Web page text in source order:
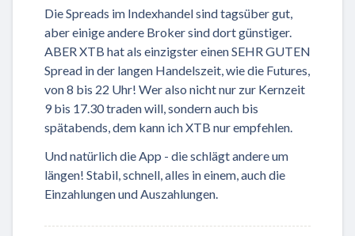
Die Spreads im Indexhandel sind tagsüber gut,
aber einige andere Broker sind dort günstiger.
ABER XTB hat als einzigster einen SEHR GUTEN
Spread in der langen Handelszeit, wie die Futures,
von 8 bis 22 Uhr! Wer also nicht nur zur Kernzeit
9 bis 17.30 traden will, sondern auch bis
spätabends, dem kann ich XTB nur empfehlen.
Und natürlich die App - die schlägt andere um
längen! Stabil, schnell, alles in einem, auch die
Einzahlungen und Auszahlungen.